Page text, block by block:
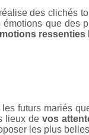
des clichés
que
ressenties
futurs mariés
lieux devos
les plus